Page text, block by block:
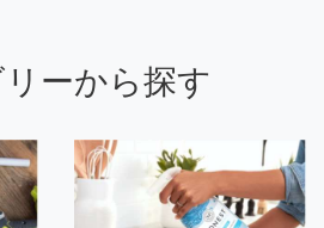
ーから探す